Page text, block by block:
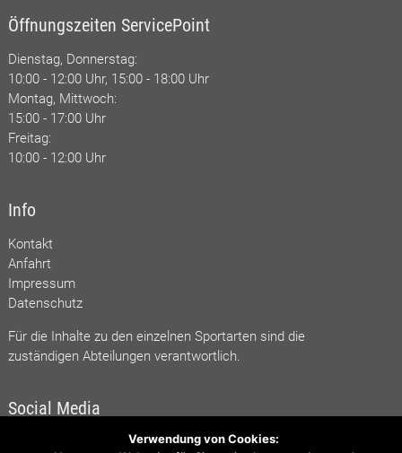
Öffnungszeiten ServicePoint
Dienstag, Donnerstag:
10:00 - 12:00 Uhr, 15:00 - 18:00 Uhr
Montag, Mittwoch:
15:00 - 17:00 Uhr
Freitag:
10:00 - 12:00 Uhr
Info
Kontakt
Anfahrt
Impressum
Datenschutz
Für die Inhalte zu den einzelnen Sportarten sind die
zuständigen Abteilungen verantwortlich.
Social Media
TSV bei facebookVerwendung von Cookies: